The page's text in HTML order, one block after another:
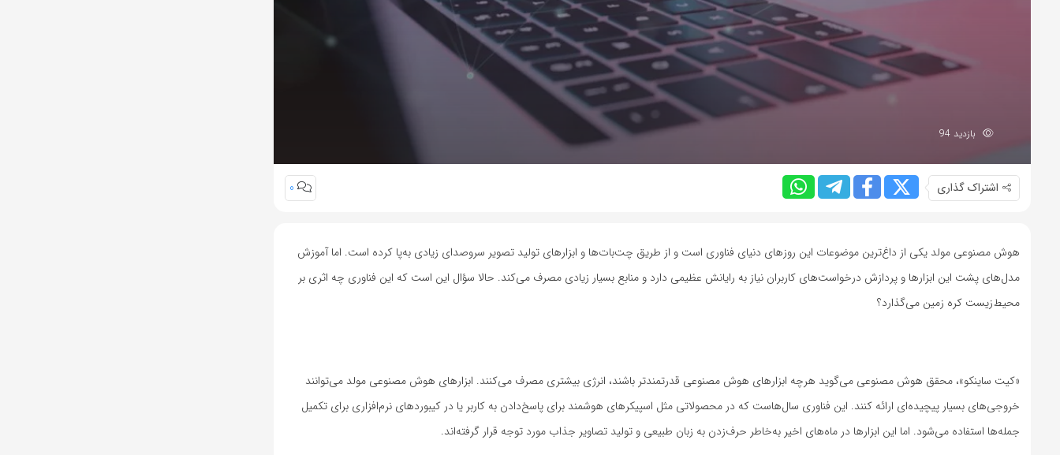
بازدید 94
اشتراک گذاری 0
هوش مصنوعی مولد یکی از داغ‌ترین موضوعات این روزهای دنیای فناوری است و از طریق چت‌بات‌ها و ابزارهای تولید تصویر سروصدای زیادی به‌پا کرده است. اما آموزش
مدل‌های پشت این ابزارها و پردازش درخواست‌های کاربران نیاز به رایانش عظیمی دارد و منابع بسیار زیادی مصرف می‌کند. حالا سؤال این است که این فناوری چه اثری بر
محیط‌زیست کره زمین می‌گذارد؟
«کیت ساینکو»، محقق هوش مصنوعی می‌گوید هرچه ابزارهای هوش مصنوعی قدرتمندتر باشند، انرژی بیشتری مصرف می‌کنند. ابزارهای هوش مصنوعی مولد می‌توانند
خروجی‌های بسیار پیچیده‌ای ارائه کنند. این فناوری سال‌هاست که در محصولاتی مثل اسپیکرهای هوشمند برای پاسخ‌دادن به کاربر یا در کیبوردهای نرم‌افزاری برای تکمیل
جمله‌ها استفاده می‌شود. اما این ابزارها در ماه‌های اخیر به‌خاطر حرف‌زدن به زبان طبیعی و تولید تصاویر جذاب مورد توجه قرار گرفته‌اند.